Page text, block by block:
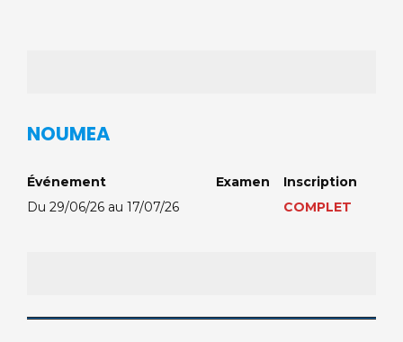
NOUMEA
Événement Examen
Inscription
Du 29/06/26 au 17/07/26
COMPLET